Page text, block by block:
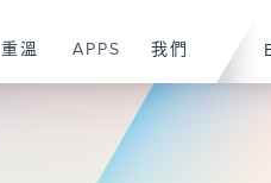
重溫 APPS 我們